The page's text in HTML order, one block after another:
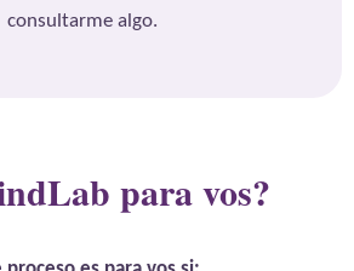
consultarme algo.
para vos?